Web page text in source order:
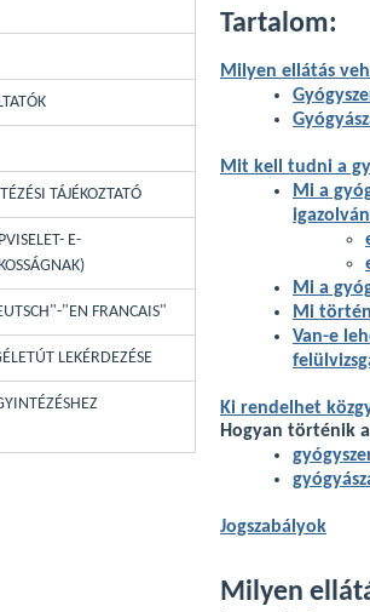
TÁJÉKOZTATÓ
E-
"EN FRANCAIS"
LEKÉRDEZÉSE
Tartalom:
Milyen ellátás
Mit kell tudni a
Mi a
Mi a
Mi
Van-e
Ki rendelhet
Hogyan történik
Jogszabályok
Milyen